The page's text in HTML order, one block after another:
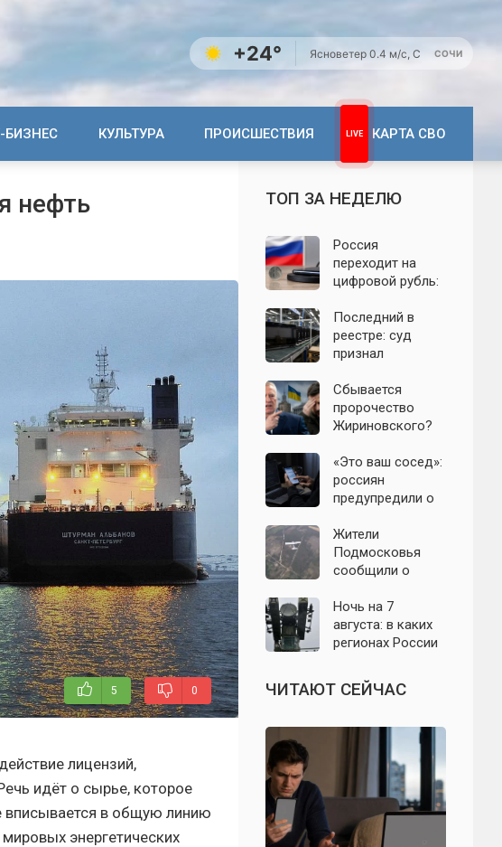
+24° Ясноветер 0.4 м/с, С СОЧИ
КУЛЬТУРА ПРОИСШЕСТВИЯ КАРТА СВО
нефть
5 0
лицензий,
идёт о сырье, которое
вписывается в общую линию
энергетических
ТОП ЗА НЕДЕЛЮ
Россия
переходит на
цифровой рубль:
систему сравнили
с моделью СССР
Последний в
реестре: суд
признал
единственного
российского
производителя
Сбывается
пророчество
Жириновского?
Зеленский вновь
отказался от
выборов на
«Это ваш сосед»:
россиян
предупредили о
мошенников с
опасными
файлами
Жители
Подмосковья
сообщили о
обнародованы
подробности о
налёте
августа
Ночь на 7
августа: в каких
регионах России
атаки БПЛА и
какие аэропорты
ограничения
ЧИТАЮТ СЕЙЧАС